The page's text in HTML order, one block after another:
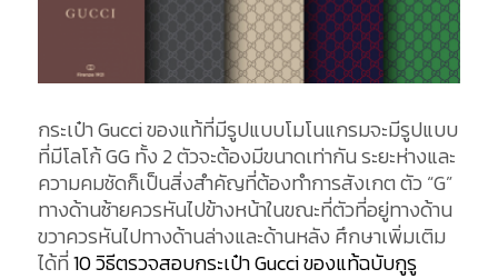
กระเป๋า Gucci ของแท้ที่มีรูปแบบโมโนแกรมจะมีรูปแบบ
ที่มีโลโก้ GG ทั้ง 2 ตัวจะต้องมีขนาดเท่ากัน ระยะห่างและ
ความคมชัดก็เป็นสิ่งสำคัญที่ต้องทำการสังเกต ตัว “G”
ทางด้านซ้ายควรหันไปข้างหน้าในขณะที่ตัวที่อยู่ทางด้าน
ขวาควรหันไปทางด้านล่างและด้านหลัง ศึกษาเพิ่มเติม
ได้ที่10 วิธีตรวจสอบกระเป๋า Gucci ของแท้ฉบับกูรู